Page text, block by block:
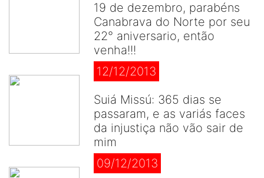
19 de dezembro, parabéns
Canabrava do Norte por seu
22° aniversario, então
venha!!!
12/12/2013
Suiá Missú: 365 dias se
passaram, e as variás faces
da injustiça não vão sair de
mim
09/12/2013